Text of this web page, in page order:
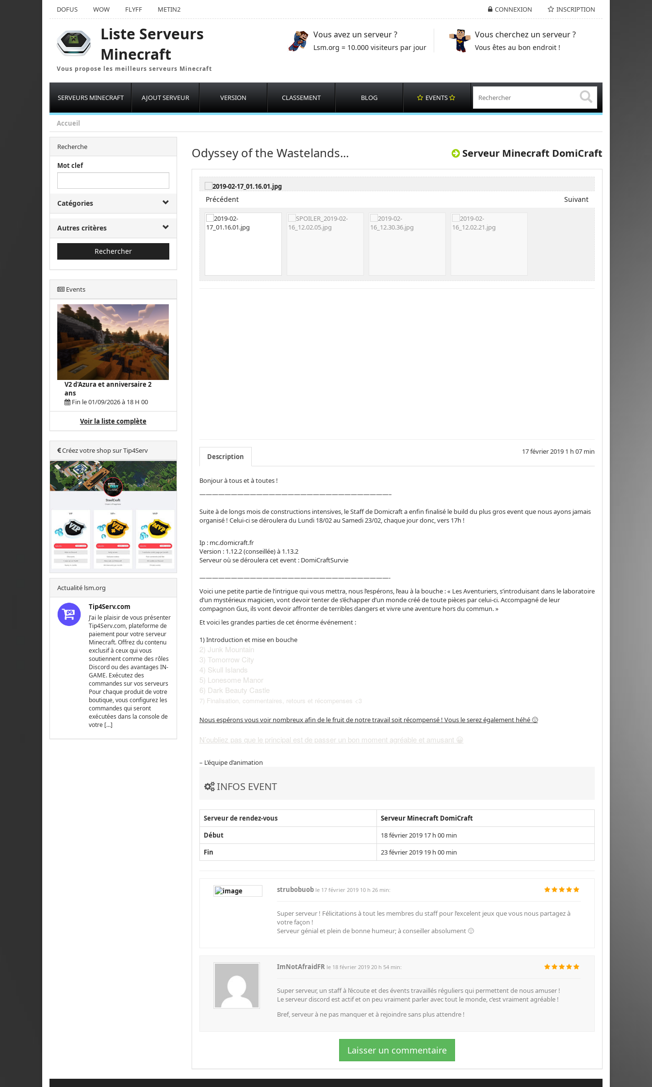
CONNEXION INSCRIPTION
DOFUS WOW FLYFF METIN2
Liste Serveurs
Minecraft
Vous propose les meilleurs serveurs Minecraft
Vous avez un serveur ?
Lsm.org = 10.000 visiteurs par jour
Vous cherchez un serveur ?
Vous êtes au bon endroit !
SERVEURS MINECRAFT AJOUT SERVEUR VERSION CLASSEMENT BLOG EVENTS
Accueil
Recherche
Mot clef
Catégories
Autres critères
Rechercher
Events
V2 d'Azura et anniversaire 2
ans
Fin le 01/09/2026 à 18 H 00
Voir la liste complète
Créez votre shop sur Tip4Serv
Actualité lsm.org
Tip4Serv.com
J’ai le plaisir de vous présenter
Tip4Serv.com, plateforme de
paiement pour votre serveur
Minecraft. Offrez du contenu
exclusif à ceux qui vous
soutiennent comme des rôles
Discord ou des avantages IN-
GAME. Exécutez des
commandes sur vos serveurs
Pour chaque produit de votre
boutique, vous configurez les
commandes qui seront
exécutées dans la console de
votre […]
Serveur Minecraft DomiCraft
Odyssey of the Wastelands...
Précédent Suivant
17 février 2019 1 h 07 min
Description
Bonjour à tous et à toutes !
——————————————————————————————–
Suite à de longs mois de constructions intensives, le Staff de Domicraft a enfin finalisé le build du plus gros event que nous ayons jamais
organisé ! Celui-ci se déroulera du Lundi 18/02 au Samedi 23/02, chaque jour donc, vers 17h !
Ip : mc.domicraft.fr
Version : 1.12.2 (conseillée) à 1.13.2
Serveur où se déroulera cet event : DomiCraftSurvie
——————————————————————————————-
Voici une petite partie de l’intrigue qui vous mettra, nous l’espérons, l’eau à la bouche :« Les Aventuriers, s’introduisant dans le laboratoire
d’un mystérieux magicien, vont devoir tenter de s’échapper d’un monde créé de toute pièces par celui-ci. Accompagné de leur
compagnon Gus, ils vont devoir affronter de terribles dangers et vivre une aventure hors du commun. »
Et voici les grandes parties de cet énorme événement :
1) Introduction et mise en bouche
2) Junk Mountain
3) Tomorrow City
4) Skull Islands
5) Lonesome Manor
6) Dark Beauty Castle
7) Finalisation, commentaires, retours et récompenses <3
Nous espérons vous voir nombreux afin de le fruit de notre travail soit récompensé ! Vous le serez également héhé 🙂
N’oubliez pas que le principal est de passer un bon moment agréable et amusant 😀
– L’équipe d’animation
INFOS EVENT
Serveur de rendez-vous
Serveur Minecraft DomiCraft
Début
18 février 2019 17 h 00 min
Fin
23 février 2019 19 h 00 min
strubobuob le 17 février 2019 10 h 26 min:
Super serveur ! Félicitations à tout les membres du staff pour l’excelent jeux que vous nous partagez à
votre façon !
Serveur génial et plein de bonne humeur; à conseiller absolument 🙂
ImNotAfraidFR le 18 février 2019 20 h 54 min:
Super serveur, un staff à l’écoute et des évents travaillés réguliers qui permettent de nous amuser !
Le serveur discord est actif et on peu vraiment parler avec tout le monde, c’est vraiment agréable !
Bref, serveur à ne pas manquer et à rejoindre sans plus attendre !
Laisser un commentaire